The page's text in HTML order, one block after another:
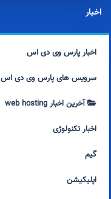
اخبار
اخبار پارس وی دی اس
سرویس های پارس وی دی اس
آخرین اخبار web hosting
اخبار تکنولوژی
گیم
اپلیکیشن